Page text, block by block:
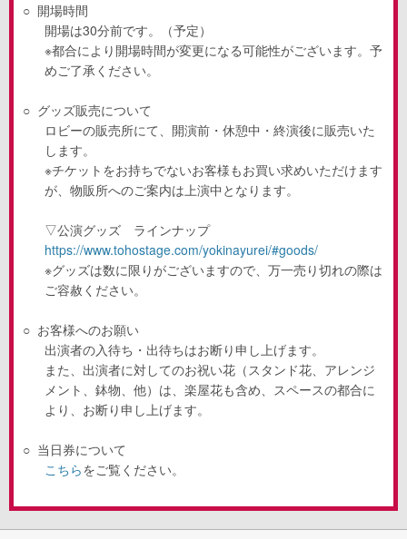
○ 開場時間
開場は30分前です。（予定）
※都合により開場時間が変更になる可能性がございます。予
めご了承ください。
○ グッズ販売について
ロビーの販売所にて、開演前・休憩中・終演後に販売いた
します。
※チケットをお持ちでないお客様もお買い求めいただけます
が、物販所へのご案内は上演中となります。
▽公演グッズ ラインナップ
https://www.tohostage.com/yokinayurei/#goods/
※グッズは数に限りがございますので、万一売り切れの際は
ご容赦ください。
○ お客様へのお願い
出演者の入待ち・出待ちはお断り申し上げます。
また、出演者に対してのお祝い花（スタンド花、アレンジ
メント、鉢物、他）は、楽屋花も含め、スペースの都合に
より、お断り申し上げます。
○ 当日券について
こちらをご覧ください。